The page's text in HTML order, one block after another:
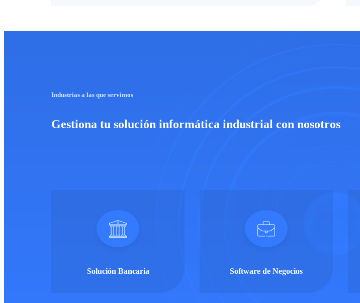
Industrias a las que servimos
Gestiona tu solución informática industrial con nosotros
Solución Bancaria Software de Negocios